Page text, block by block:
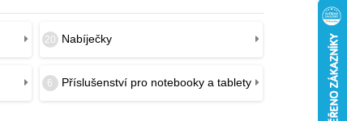
20 Nabíječky
6 Příslušenství pro notebooky a tablety